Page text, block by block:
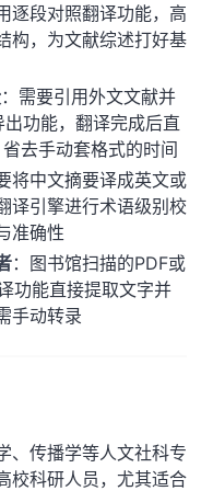
逐段对照翻译功能，高
构，为文献综述打好基
：需要引用外文文献并
功能，翻译完成后直
去手动套格式的时间
将中文摘要译成英文或
译引擎进行术语级别校
准确性
：图书馆扫描的PDF或
功能直接提取文字并
手动转录
、传播学等人文社科专
校科研人员，尤其适合